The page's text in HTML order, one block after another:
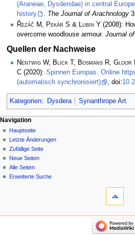
(Araneae, Dysderidae) in central
history
. The Journal of Arachnology
Řezáč M, Pekár S & Lubin Y (2008):
overcome woodlouse armour. Journal
Quellen der Nachweise
Nentwig W, Blick T, Bosmans R,
C (2020): Spinnen Europas. Online
(automatisch synchronisiert)
, doi:
Kategorien: Dysdera Synanthrope Art
Navigation
Hauptseite
Letzte Änderungen
Zufällige Seite
Neue Seiten
Alle Seiten
Erweiterte Suche